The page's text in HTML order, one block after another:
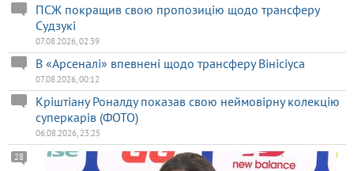
ПСЖ покращив свою пропозицію щодо трансферу
Судзукі
07.08.2026, 02:39
В «Арсеналі» впевнені щодо трансферу Вінісіуса
07.08.2026, 00:12
Кріштіану Роналду показав свою неймовірну колекцію
суперкарів (ФОТО)
06.08.2026, 23:25
28